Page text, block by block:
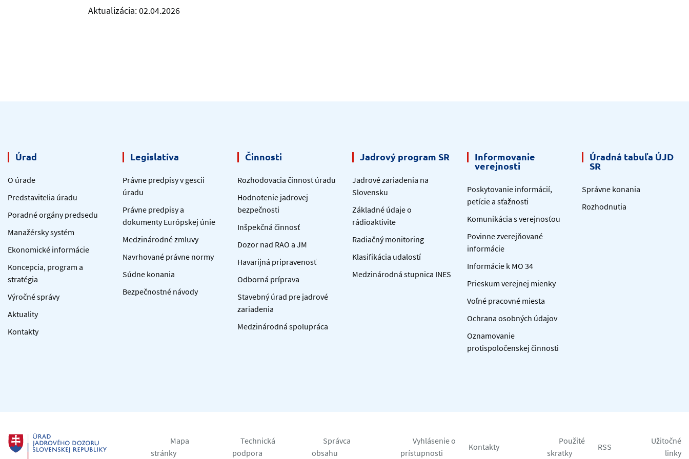
Aktualizácia: 02.04.2026
Úrad
O úrade
Predstavitelia úradu
Poradné orgány predsedu
Manažérsky systém
Ekonomické informácie
Koncepcia, program a
stratégia
Výročné správy
Aktuality
Kontakty
Legislatíva
Právne predpisy v gescii
úradu
Právne predpisy a
dokumenty Európskej únie
Medzinárodné zmluvy
Navrhované právne normy
Súdne konania
Bezpečnostné návody
Činnosti
Rozhodovacia činnosť úradu
Hodnotenie jadrovej
bezpečnosti
Inšpekčná činnosť
Dozor nad RAO a JM
Havarijná pripravenosť
Odborná príprava
Stavebný úrad pre jadrové
zariadenia
Medzinárodná spolupráca
Jadrový program SR
Jadrové zariadenia na
Slovensku
Základné údaje o
rádioaktivite
Radiačný monitoring
Klasifikácia udalostí
Medzinárodná stupnica INES
Informovanie
verejnosti
Poskytovanie informácií,
petície a sťažnosti
Komunikácia s verejnosťou
Povinne zverejňované
informácie
Informácie k MO 34
Prieskum verejnej mienky
Voľné pracovné miesta
Ochrana osobných údajov
Oznamovanie
protispoločenskej činnosti
Úradná tabuľa ÚJD
SR
Správne konania
Rozhodnutia
Mapa
stránky
Technická
podpora
Správca
obsahu
Vyhlásenie o
prístupnosti
Kontakty
Použité
skratky
RSS
Užitočné
linky